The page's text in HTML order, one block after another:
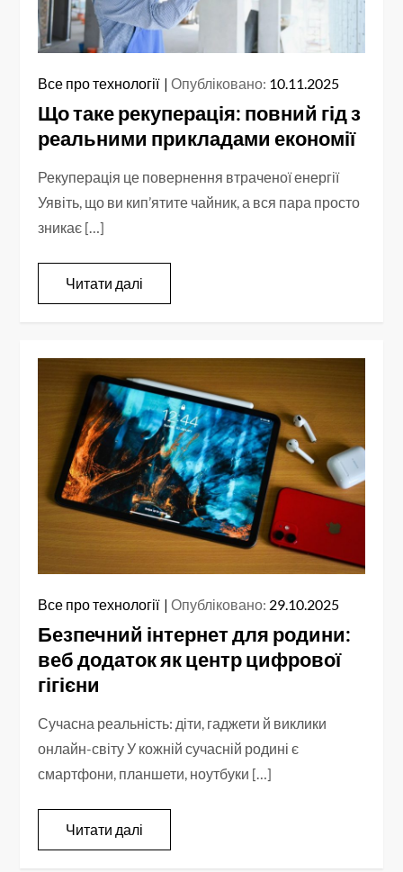
Все про технології Опубліковано: 10.11.2025
Що таке рекуперація: повний гід з
реальними прикладами економії
Рекуперація це повернення втраченої енергії
Уявіть, що ви кип’ятите чайник, а вся пара просто
зникає […]
Читати далі
Все про технології Опубліковано: 29.10.2025
Безпечний інтернет для родини:
веб додаток як центр цифрової
гігієни
Сучасна реальність: діти, гаджети й виклики
онлайн-світу У кожній сучасній родині є
смартфони, планшети, ноутбуки […]
Читати далі